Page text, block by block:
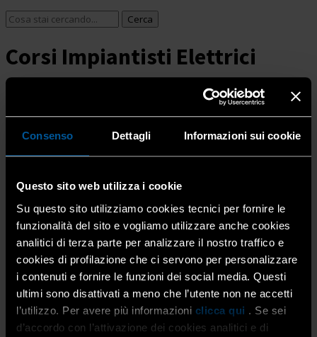
Consenso Dettagli Informazioni sui cookie
Questo sito web utilizza i cookie
Su questo sito utilizziamo cookies tecnici per fornire le
funzionalità del sito e vogliamo utilizzare anche cookies
analitici di terza parte per analizzare il nostro traffico e
cookies di profilazione che ci servono per personalizzare
i contenuti e fornire le funzioni dei social media. Questi
ultimi sono disattivati a meno che l’utente non ne accetti
l’utilizzo. Per avere più informazioni clicca qui . Se sei
d’accordo con l’attivazione dei cookies analitici e di
Corsi Impiantisti Elettrici
[A5]NORMA CEI 11-27 PER LA QUALIFICA DI PERSONA
ESPERTA (PAV-PES / LIVELLI 1A-1B)
Il corso fornisce tutti gli elementi di completamento della
formazione personale degli elettricisti con particolare
riguardo all’acquisizione delle necessarie conoscenze
tecniche e delle modalità di organizzazione e conduzione
dei lavori in sicurezza, secondo quanto previsto dalle
norme vigenti (Norma CEI 11-27 per la qualifica di PES –
Persone Esperte).
PDF
RICHIEDI INFO